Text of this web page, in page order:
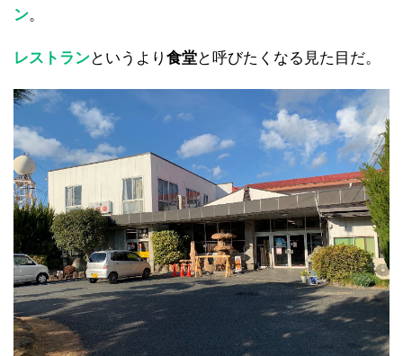
ン。
レストランというより 食堂と呼びたくなる見た目だ。